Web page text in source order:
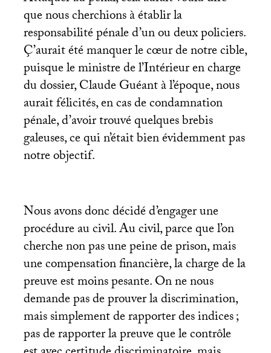
que nous cherchions à établir la
responsabilité pénale d’un ou deux policiers.
Ç’aurait été manquer le cœur de notre cible,
puisque le ministre de l’Intérieur en charge
du dossier, Claude Guéant à l’époque, nous
aurait félicités, en cas de condamnation
pénale, d’avoir trouvé quelques brebis
galeuses, ce qui n’était bien évidemment pas
notre objectif.
Nous avons donc décidé d’engager une
procédure au civil. Au civil, parce que l’on
cherche non pas une peine de prison, mais
une compensation financière, la charge de la
preuve est moins pesante. On ne nous
demande pas de prouver la discrimination,
mais simplement de rapporter des indices;
pas de rapporter la preuve que le contrôle